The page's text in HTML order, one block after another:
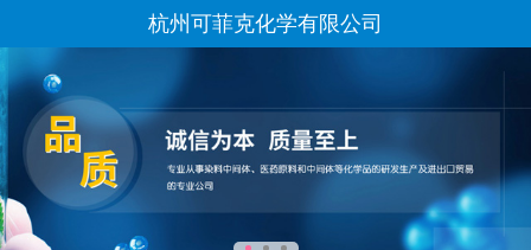
杭州可菲克化学有限公司